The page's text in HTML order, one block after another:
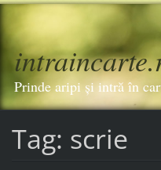
Prinde aripi și intră în
Tag: scrie